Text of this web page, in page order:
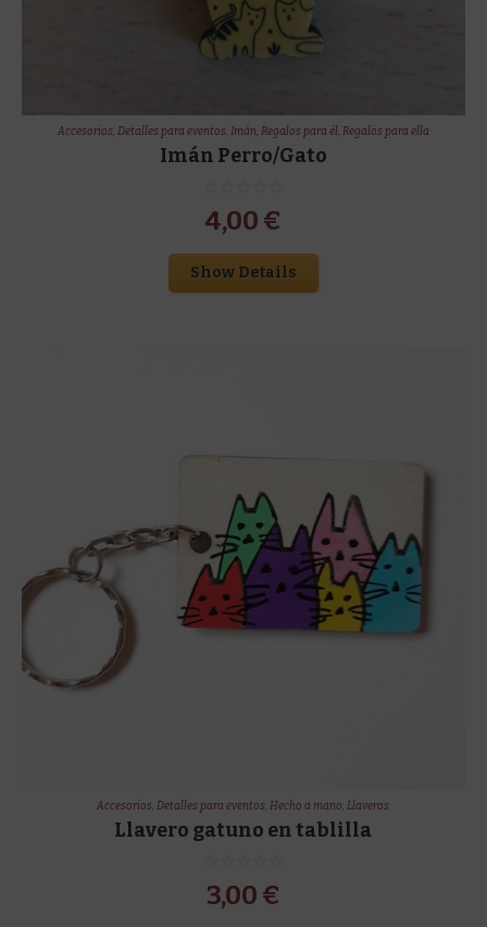
Accesorios, Detalles para eventos, Imán, Regalos para él, Regalos para ella
Imán Perro/Gato
4,00 €
Show Details
Accesorios,Detalles para eventos,Hecho a mano,Llaveros
Llavero gatuno en tablilla
3,00 €